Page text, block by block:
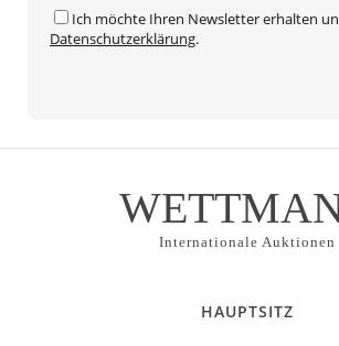
Ich möchte Ihren Newsletter erhalten
Datenschutzerklärung.
Internationale Auktionen
HAUPTSITZ